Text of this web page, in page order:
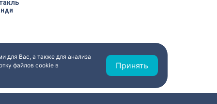
для Вас, а также для анализа
файлов cookie в
Принять